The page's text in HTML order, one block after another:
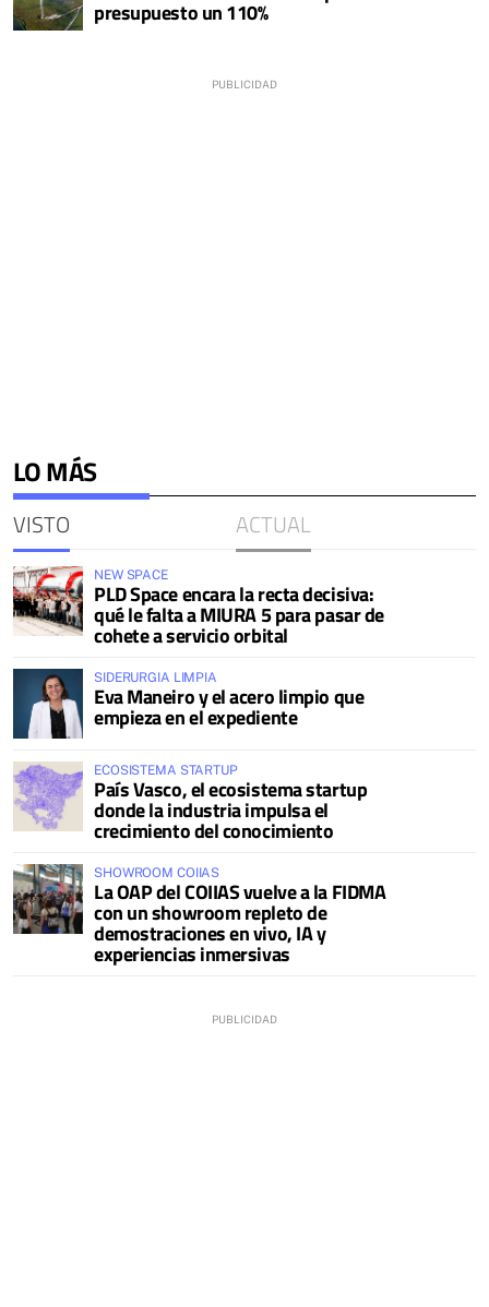
presupuesto un 110%
LO MÁS
VISTO ACTUAL
NEW SPACE
PLD Space encara la recta decisiva:
qué le falta a MIURA 5 para pasar de
cohete a servicio orbital
SIDERURGIA LIMPIA
Eva Maneiro y el acero limpio que
empieza en el expediente
ECOSISTEMA STARTUP
País Vasco, el ecosistema startup
donde la industria impulsa el
crecimiento del conocimiento
SHOWROOM COIIAS
La OAP del COIIAS vuelve a la FIDMA
con un showroom repleto de
demostraciones en vivo, IA y
experiencias inmersivas